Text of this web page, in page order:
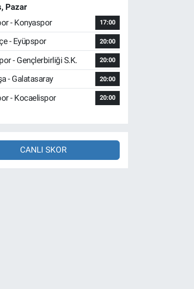
Pazar
- Konyaspor
17:00
- Eyüpspor 20:00
- Gençlerbirliği S.K. 20:00
- Galatasaray 20:00
- Kocaelispor 20:00
CANLI SKOR